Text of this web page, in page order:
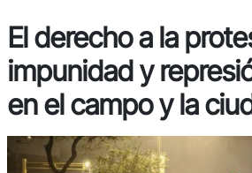
El derecho a la
impunidad y
en el campo y la